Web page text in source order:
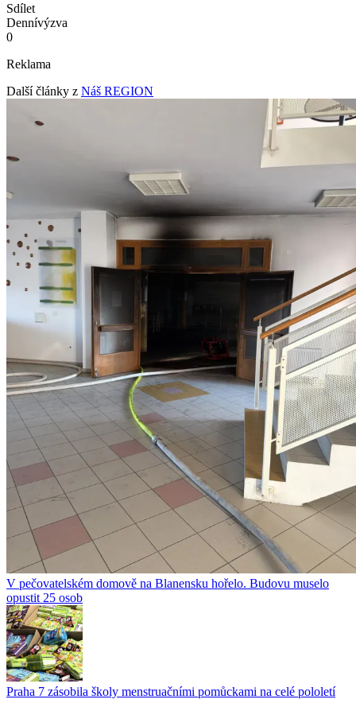
Sdílet
Dennívýzva
0
Reklama
Další články z Náš REGION
V pečovatelském domově na Blanensku hořelo. Budovu muselo
opustit 25 osob
Praha 7 zásobila školy menstruačními pomůckami na celé pololetí